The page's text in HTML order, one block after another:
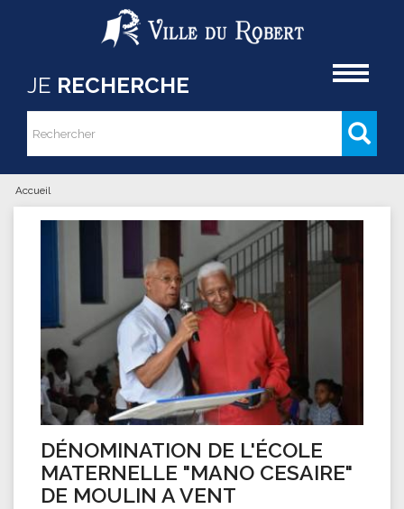
Aller au contenu principal
JE RECHERCHE
Formulaire de recherche
Rechercher
Vous êtes ici
Accueil
DÉNOMINATION DE L'ÉCOLE
MATERNELLE "MANO CESAIRE"
DE MOULIN A VENT